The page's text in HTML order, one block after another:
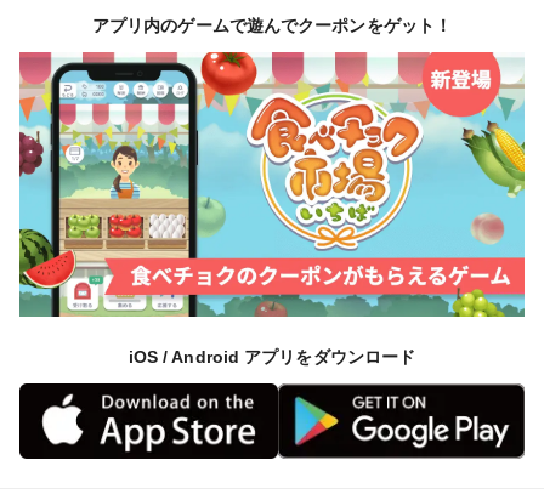
アプリ内のゲームで遊んでクーポンをゲット！
iOS / Android アプリをダウンロード